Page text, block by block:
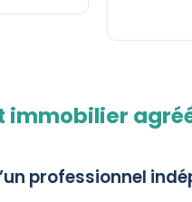
immobilier
professionnel